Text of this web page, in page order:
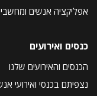
אפליקציה אנשים
כנסים ואירועים
הכנסים והאירועים שלנו
נצפיתם בכנסי ואירועי